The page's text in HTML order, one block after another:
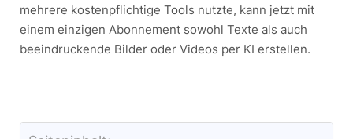
mehrere kostenpflichtige Tools nutzte, kann jetzt mit
einem einzigen Abonnement sowohl Texte als auch
beeindruckende Bilder oder Videos per KI erstellen.